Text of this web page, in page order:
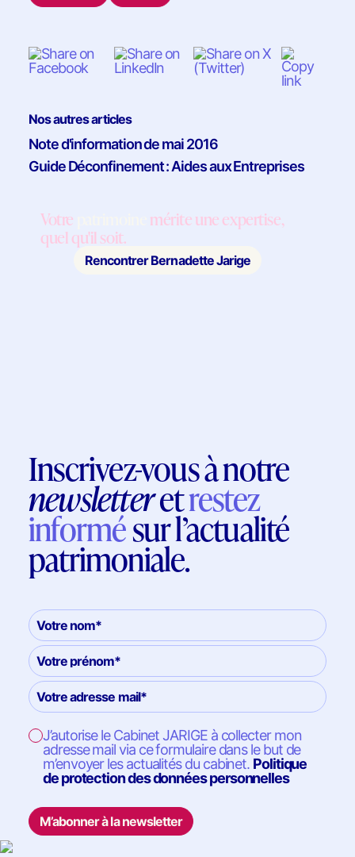
Nos autres articles
Note d'information de mai 2016
Guide Déconfinement : Aides aux Entreprises
Votre
mérite une expertise,
quel qu'il soit.
Rencontrer Bernadette Jarige
Inscrivez-vous à notre
newsletteretrestez
informésur l’actualité
patrimoniale.
J’autorise le Cabinet JARIGE à collecter mon
adresse mail via ce formulaire dans le but de
m’envoyer les actualités du cabinet. Politique
de protection des données personnelles
M’abonner à la newsletter